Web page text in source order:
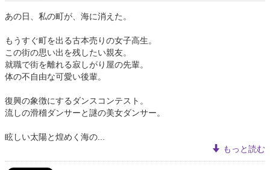
あの日、私の町が、海に消えた。
もうすぐ町を出る古本売りの女子高生。
この街の思い出を残したい親友。
就職で街を離れる寂しがり屋の先輩。
体の不自由な可愛い後輩。
復興の象徴にするダンスコンテスト。
流しの滑稽ダンサーと謎の美女ダンサー。
眩しい太陽と煌めく海の...
もっと読む